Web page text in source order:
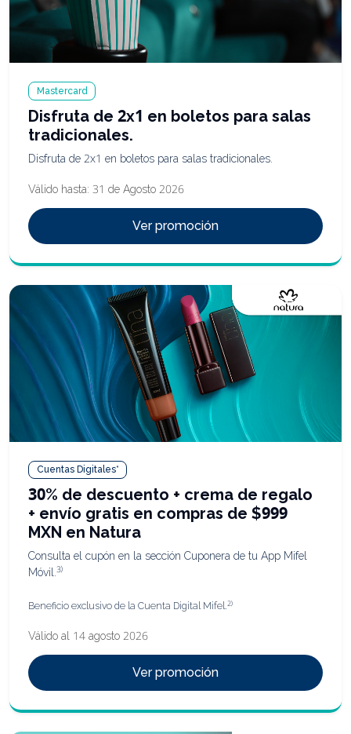
Mastercard
Disfruta de 2x1 en boletos para salas
tradicionales.
Disfruta de 2x1 en boletos para salas tradicionales.
Válido hasta: 31 de Agosto 2026
Ver promoción
Cuentas Digitales*
30% de descuento + crema de regalo
+ envío gratis en compras de $999
MXN en Natura
Consulta el cupón en la sección Cuponera de tu App Mifel
Móvil.3)
Beneficio exclusivo de la Cuenta Digital Mifel.2)
Válido al 14 agosto 2026
Ver promoción